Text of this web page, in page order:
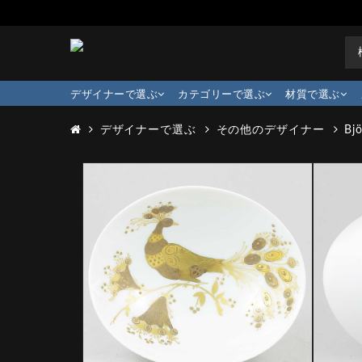
デザイナーで選ぶ カテゴリーで選ぶ 材質で選ぶ
デザイナーで選ぶ その他のデザイナー